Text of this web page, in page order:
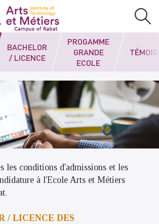
BACHELOR
/ LICENCE
PROGAMME
GRANDE
ECOLE
les conditions d'admissions et les
à l'Ecole Arts et Métiers
/ LICENCE DES